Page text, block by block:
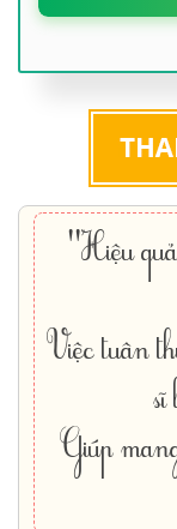
"Hiệu
Việc tuân
Giúp